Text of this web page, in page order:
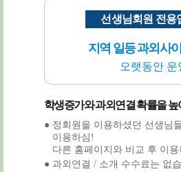
선생님회원 전용
지역 일등 과외사
오랫동안 운
학생증가와 과외연결 확률을 높
● 정회원을 이용하셨던 선생님
이용하심!
다른 홈페이지와 비교 후 이용
● 과외연결 / 소개 수수료는 없